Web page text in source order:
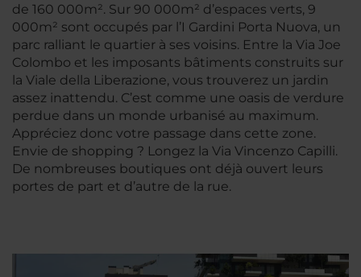
de 160 000m². Sur 90 000m² d’espaces verts, 9
000m² sont occupés par l’I Gardini Porta Nuova, un
parc ralliant le quartier à ses voisins. Entre la Via Joe
Colombo et les imposants bâtiments construits sur
la Viale della Liberazione, vous trouverez un jardin
assez inattendu. C’est comme une oasis de verdure
perdue dans un monde urbanisé au maximum.
Appréciez donc votre passage dans cette zone.
Envie de shopping ? Longez la Via Vincenzo Capilli.
De nombreuses boutiques ont déjà ouvert leurs
portes de part et d’autre de la rue.